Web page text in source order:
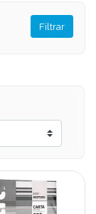
Filtrar